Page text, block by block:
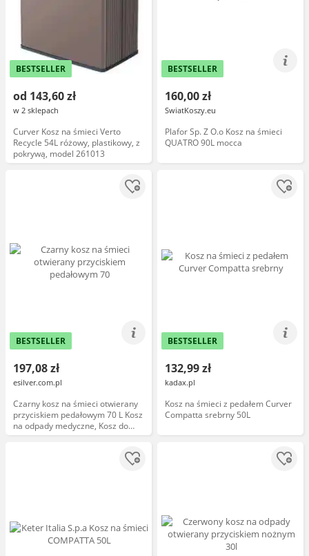
BESTSELLER
od 143,60 zł
w 2 sklepach
Curver Kosz na śmieci Verto
Recycle 54L różowy, plastikowy, z
pokrywą, model 261013
BESTSELLER
160,00 zł
SwiatKoszy.eu
Plafor Sp. Z O.o Kosz na śmieci
QUATRO 90L mocca
BESTSELLER
197,08 zł
esilver.com.pl
Czarny kosz na śmieci otwierany
przyciskiem pedałowym 70 L Kosz
na odpady medyczne, Kosz do
szpitala
BESTSELLER
132,99 zł
kadax.pl
Kosz na śmieci z pedałem Curver
Compatta srebrny 50L